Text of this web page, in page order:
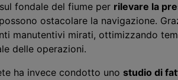
fondale del fiume per rilevare la
ostacolare la navigazione.
manutentivi mirati, ottimizzando
delle operazioni.
ha invece condotto uno studio di